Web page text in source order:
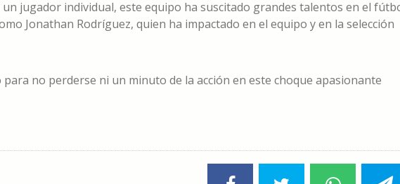
un jugador individual, este equipo ha suscitado grandes talentos en el
Jonathan Rodríguez, quien ha impactado en el equipo y en la selección
no perderse ni un minuto de la acción en este choque apasionante